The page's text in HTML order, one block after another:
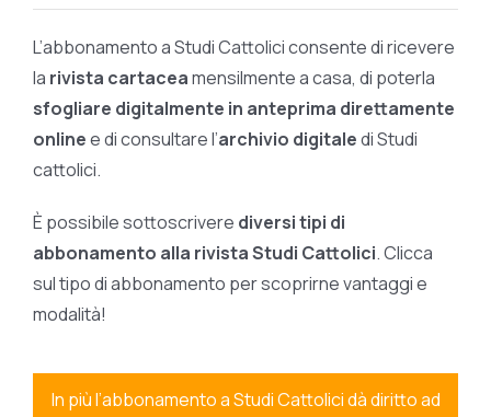
Ares Gold
Ares Digital
Ares Gift Card
L’abbonamento a Studi Cattolici consente di ricevere
la rivista cartaceamensilmente a casa, di poterla
sfogliare digitalmente in anteprima direttamente
onlinee di consultare l’archivio digitaledi Studi
cattolici.
È possibile sottoscrivere diversi tipi di
abbonamento alla rivista Studi Cattolici. Clicca
sul tipo di abbonamento per scoprirne vantaggi e
modalità!
In più l’abbonamento a Studi Cattolici dà diritto ad